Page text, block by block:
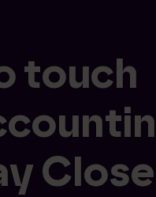
touch
Close